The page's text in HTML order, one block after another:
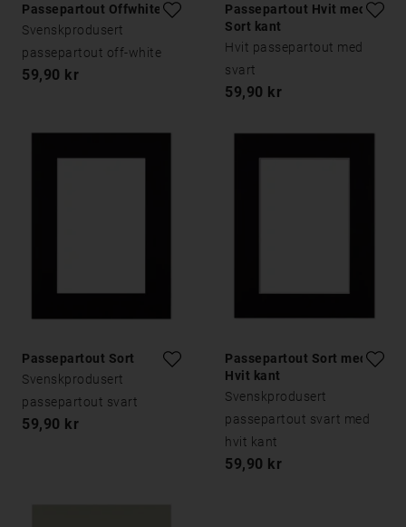
Passepartout Offwhite
Svenskprodusert
passepartout off-white
59,90 kr
Passepartout Hvit med
Sort kant
Hvit passepartout med
svart
59,90 kr
Passepartout Sort
Svenskprodusert
passepartout svart
59,90 kr
Passepartout Sort med
Hvit kant
Svenskprodusert
passepartout svart med
hvit kant
59,90 kr